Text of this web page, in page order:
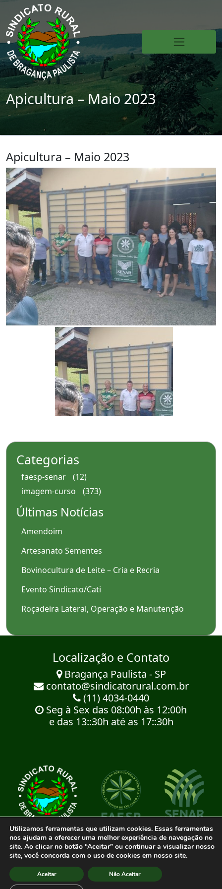
Apicultura – Maio 2023
Apicultura – Maio 2023
Categorias
faesp-senar
(12)
imagem-curso
(373)
Últimas Notícias
Amendoim
Artesanato Sementes
Bovinocultura de Leite – Cria e Recria
Evento Sindicato/Cati
Roçadeira Lateral, Operação e Manutenção
Localização e Contato
Bragança Paulista - SP
contato@sindicatorural.com.br
(11) 4034-0440
Seg à Sex das 08:00h às 12:00h
e das 13::30h até as 17::30h
Agência de publicidade BWS RUSSO
Utilizamos ferramentas que utilizam cookies. Essas ferramentas
nos ajudam a oferecer uma melhor experiência de navegação no
site. Ao clicar no botão “Aceitar” ou continuar a visualizar nosso
site, você concorda com o uso de cookies em nosso site.
Aceitar Não Aceitar